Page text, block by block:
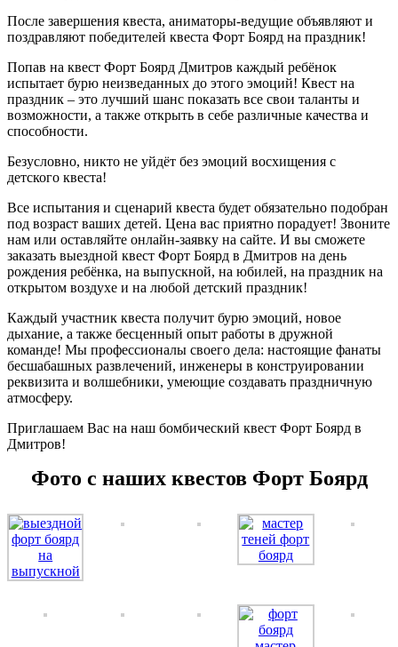
После завершения квеста, аниматоры-ведущие объявляют и
поздравляют победителей квеста Форт Боярд на праздник!
Попав на квест Форт Боярд Дмитров каждый ребёнок
испытает бурю неизведанных до этого эмоций! Квест на
праздник – это лучший шанс показать все свои таланты и
возможности, а также открыть в себе различные качества и
способности.
Безусловно, никто не уйдёт без эмоций восхищения с
детского квеста!
Все испытания и сценарий квеста будет обязательно подобран
под возраст ваших детей. Цена вас приятно порадует! Звоните
нам или оставляйте онлайн-заявку на сайте. И вы сможете
заказать выездной квест Форт Боярд в Дмитров на день
рождения ребёнка, на выпускной, на юбилей, на праздник на
открытом воздухе и на любой детский праздник!
Каждый участник квеста получит бурю эмоций, новое
дыхание, а также бесценный опыт работы в дружной
команде! Мы профессионалы своего дела: настоящие фанаты
бесшабашных развлечений, инженеры в конструировании
реквизита и волшебники, умеющие создавать праздничную
атмосферу.
Приглашаем Вас на наш бомбический квест Форт Боярд в
Дмитров!
Фото с наших квестов Форт Боярд